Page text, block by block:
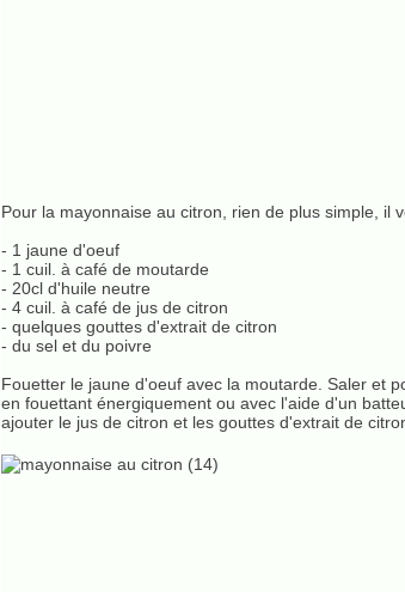
Pour la mayonnaise au citron, rien de plus simple, il
- 1 jaune d'oeuf
- 1 cuil. à café de moutarde
- 20cl d'huile neutre
- 4 cuil. à café de jus de citron
- quelques gouttes d'extrait de citron
- du sel et du poivre
Fouetter le jaune d'oeuf avec la moutarde. Saler et
en fouettant énergiquement ou avec l'aide d'un
ajouter le jus de citron et les gouttes d'extrait de